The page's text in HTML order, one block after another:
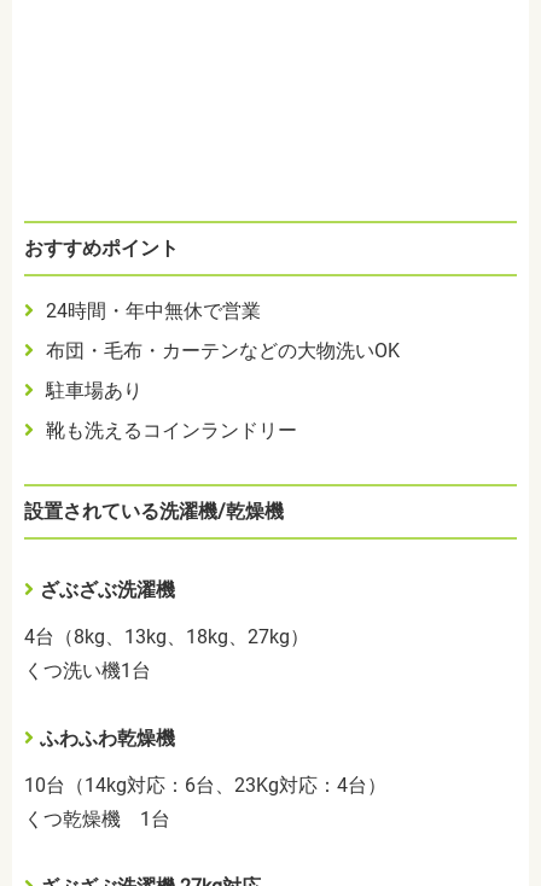
おすすめポイント
24時間・年中無休で営業
布団・毛布・カーテンなどの大物洗いOK
駐車場あり
靴も洗えるコインランドリー
設置されている洗濯機/乾燥機
ざぶざぶ洗濯機
4台（8kg、13kg、18kg、27kg）
くつ洗い機1台
ふわふわ乾燥機
10台（14kg対応：6台、23Kg対応：4台）
くつ乾燥機 1台